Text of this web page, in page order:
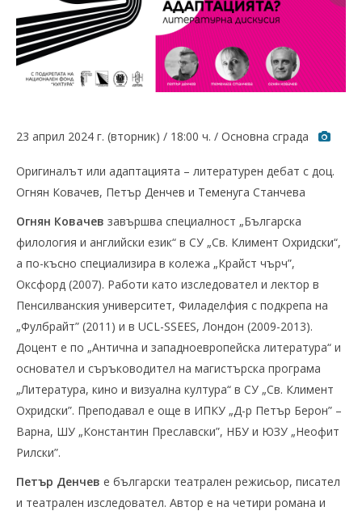
23 април 2024 г. (вторник) / 18:00 ч. / Основна сграда
Оригиналът или адаптацията – литературен дебат с доц.
Огнян Ковачев, Петър Денчев и Теменуга Станчева
Огнян Ковачев завършва специалност „Българска
филология и английски език“ в СУ „Св. Климент Охридски“,
а по-късно специализира в колежа „Крайст чърч”,
Оксфорд (2007). Работи като изследовател и лектор в
Пенсилванския университет, Филаделфия с подкрепа на
„Фулбрайт” (2011) и в UCL-SSEES, Лондон (2009-2013).
Доцент е по „Антична и западноевропейска литература“ и
основател и съръководител на магистърска програма
„Литература, кино и визуална култура“ в СУ „Св. Климент
Охридски”. Преподавал е още в ИПКУ „Д-р Петър Берон” –
Варна, ШУ „Константин Прeславски”, НБУ и ЮЗУ „Неофит
Рилски”.
Петър Денчев е български театрален режисьор, писател
и театрален изследовател. Автор е на четири романа и